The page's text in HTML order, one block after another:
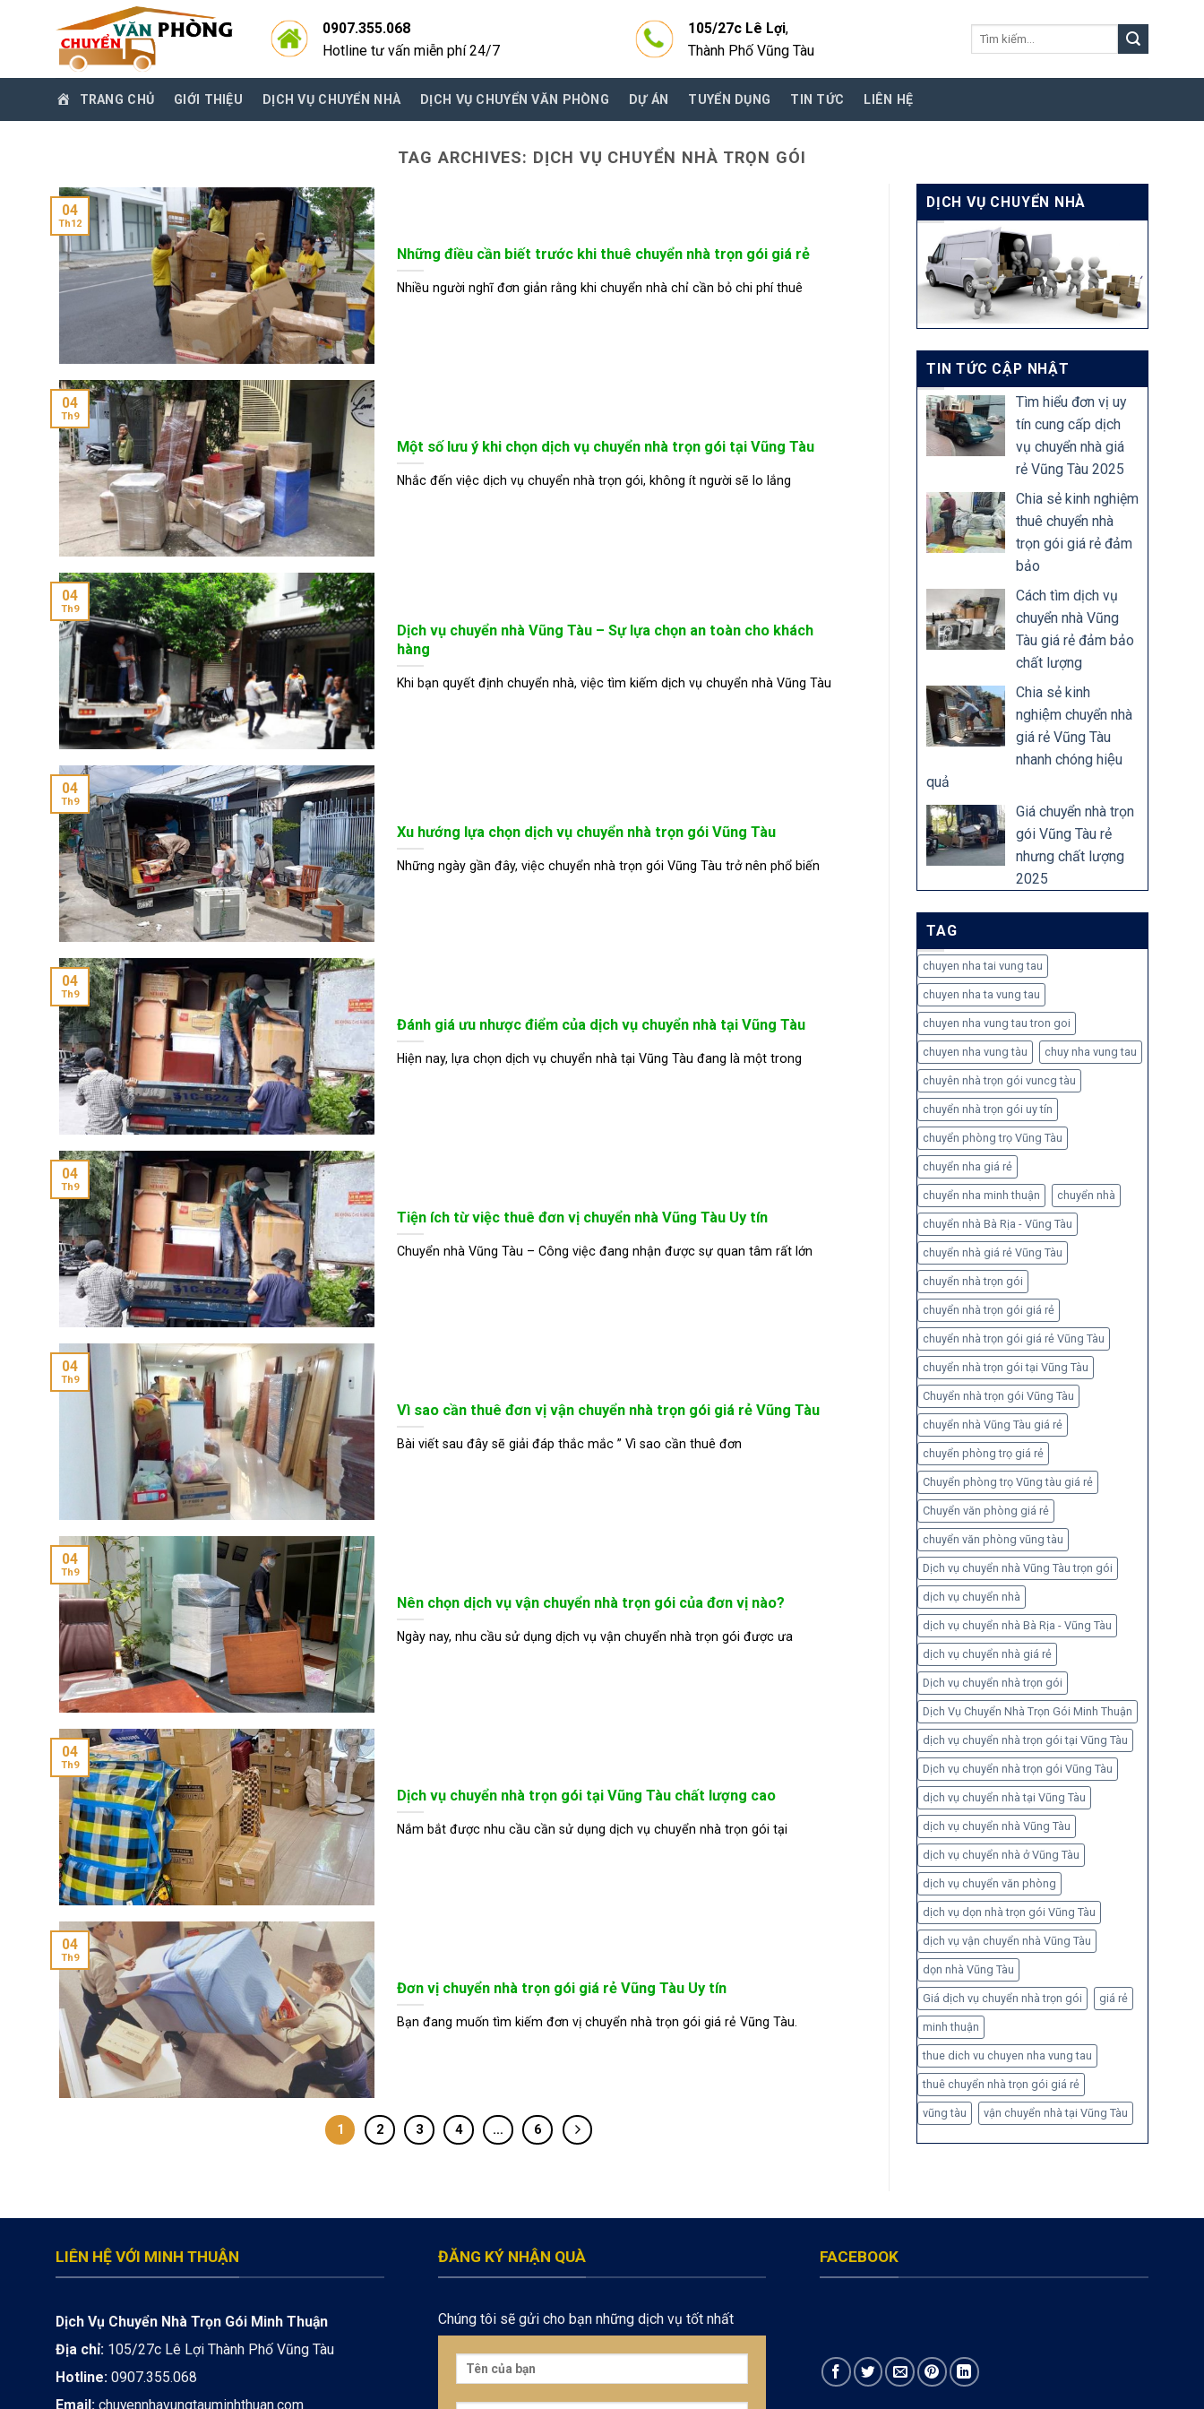
0907.355.068
Hotline tư vấn miễn phí 24/7
105/27c Lê Lợi,
Thành Phố Vũng Tàu
Tìm
TRANG CHỦ GIỚI THIỆU DỊCH VỤ CHUYỂN NHÀ DỊCH VỤ CHUYỂN VĂN PHÒNG DỰ ÁN TUYỂN DỤNG TIN TỨC LIÊN HỆ
TAG ARCHIVES: DỊCH VỤ CHUYỂN NHÀ TRỌN GÓI
Những điều cần biết trước khi thuê chuyển nhà trọn gói giá rẻ
Nhiều người nghĩ đơn giản rằng khi chuyển nhà chỉ cần bỏ chi phí thuê
04
Th12
Một số lưu ý khi chọn dịch vụ chuyển nhà trọn gói tại Vũng Tàu
Nhắc đến việc dịch vụ chuyển nhà trọn gói, không ít người sẽ lo lắng
04
Th9
Dịch vụ chuyển nhà Vũng Tàu – Sự lựa chọn an toàn cho khách
hàng
Khi bạn quyết định chuyển nhà, việc tìm kiếm dịch vụ chuyển nhà Vũng Tàu
04
Th9
Xu hướng lựa chọn dịch vụ chuyển nhà trọn gói Vũng Tàu
Những ngày gần đây, việc chuyển nhà trọn gói Vũng Tàu trở nên phổ biến
04
Th9
Đánh giá ưu nhược điểm của dịch vụ chuyển nhà tại Vũng Tàu
Hiện nay, lựa chọn dịch vụ chuyển nhà tại Vũng Tàu đang là một trong
04
Th9
Tiện ích từ việc thuê đơn vị chuyển nhà Vũng Tàu Uy tín
Chuyển nhà Vũng Tàu – Công việc đang nhận được sự quan tâm rất lớn
04
Th9
Vì sao cần thuê đơn vị vận chuyển nhà trọn gói giá rẻ Vũng Tàu
Bài viết sau đây sẽ giải đáp thắc mắc ” Vì sao cần thuê đơn
04
Th9
Nên chọn dịch vụ vận chuyển nhà trọn gói của đơn vị nào?
Ngày nay, nhu cầu sử dụng dịch vụ vận chuyển nhà trọn gói được ưa
04
Th9
Dịch vụ chuyển nhà trọn gói tại Vũng Tàu chất lượng cao
Nắm bắt được nhu cầu cần sử dụng dịch vụ chuyển nhà trọn gói tại
04
Th9
Đơn vị chuyển nhà trọn gói giá rẻ Vũng Tàu Uy tín
Bạn đang muốn tìm kiếm đơn vị chuyển nhà trọn gói giá rẻ Vũng Tàu.
04
Th9
1 2 3 4 … 6
DỊCH VỤ CHUYỂN NHÀ
TIN TỨC CẬP NHẬT
Tìm hiểu đơn vị uy
tín cung cấp dịch
vụ chuyển nhà giá
rẻ Vũng Tàu 2025
Chia sẻ kinh nghiệm
thuê chuyển nhà
trọn gói giá rẻ đảm
bảo
Cách tìm dịch vụ
chuyển nhà Vũng
Tàu giá rẻ đảm bảo
chất lượng
Chia sẻ kinh
nghiệm chuyển nhà
giá rẻ Vũng Tàu
nhanh chóng hiệu
quả
Giá chuyển nhà trọn
gói Vũng Tàu rẻ
nhưng chất lượng
2025
TAG
chuyen nha tai vung tau
chuyen nha ta vung tau
chuyen nha vung tau tron goi
chuyen nha vung tàu chuy nha vung tau
chuyên nhà trọn gói vuncg tàu
chuyển nhà trọn gói uy tín
chuyển phòng trọ Vũng Tàu
chuyển nha giá rẻ
chuyển nha minh thuận chuyển nhà
chuyển nhà Bà Rịa - Vũng Tàu
chuyển nhà giá rẻ Vũng Tàu
chuyển nhà trọn gói
chuyển nhà trọn gói giá rẻ
chuyển nhà trọn gói giá rẻ Vũng Tàu
chuyển nhà trọn gói tại Vũng Tàu
Chuyển nhà trọn gói Vũng Tàu
chuyển nhà Vũng Tàu giá rẻ
chuyển phòng trọ giá rẻ
Chuyển phòng trọ Vũng tàu giá rẻ
Chuyển văn phòng giá rẻ
chuyển văn phòng vũng tàu
Dịch vụ chuyển nhà Vũng Tàu trọn gói
dịch vụ chuyển nhà
dịch vụ chuyển nhà Bà Rịa - Vũng Tàu
dịch vụ chuyển nhà giá rẻ
Dịch vụ chuyển nhà trọn gói
Dịch Vụ Chuyển Nhà Trọn Gói Minh Thuận
dịch vụ chuyển nhà trọn gói tại Vũng Tàu
Dịch vụ chuyển nhà trọn gói Vũng Tàu
dịch vụ chuyển nhà tại Vũng Tàu
dịch vụ chuyển nhà Vũng Tàu
dịch vụ chuyển nhà ở Vũng Tàu
dịch vụ chuyển văn phòng
dịch vụ dọn nhà trọn gói Vũng Tàu
dịch vụ vận chuyển nhà Vũng Tàu
dọn nhà Vũng Tàu
Giá dịch vụ chuyển nhà trọn gói giá rẻ
minh thuận
thue dich vu chuyen nha vung tau
thuê chuyển nhà trọn gói giá rẻ
vũng tàu vận chuyển nhà tại Vũng Tàu
LIÊN HỆ VỚI MINH THUẬN
Dịch Vụ Chuyển Nhà Trọn Gói Minh Thuận
Địa chỉ: 105/27c Lê Lợi Thành Phố Vũng Tàu
Hotline: 0907.355.068
Email: chuyennhavungtauminhthuan.com
ĐĂNG KÝ NHẬN QUÀ
Chúng tôi sẽ gửi cho bạn những dịch vụ tốt nhất
FACEBOOK